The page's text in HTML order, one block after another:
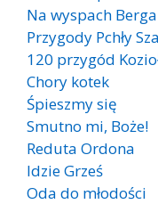
Na wyspach
Przygody Pchły
120 przygód
Chory kotek
Śpieszmy się
Smutno mi, Boże!
Reduta Ordona
Idzie Grześ
Oda do młodości